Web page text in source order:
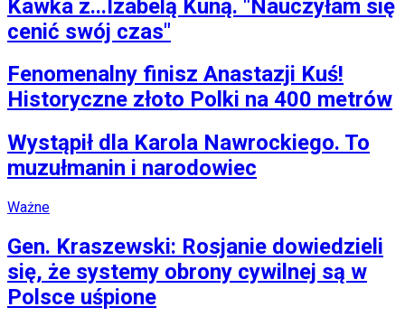
Kawka z...Izabelą Kuną. "Nauczyłam się
cenić swój czas"
Fenomenalny finisz Anastazji Kuś!
Historyczne złoto Polki na 400 metrów
Wystąpił dla Karola Nawrockiego. To
muzułmanin i narodowiec
Ważne
Gen. Kraszewski: Rosjanie dowiedzieli
się, że systemy obrony cywilnej są w
Polsce uśpione